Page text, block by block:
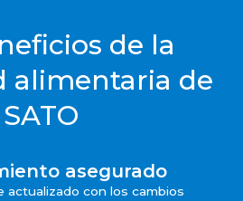
de la
alimentaria de
SATO
asegurado
actualizado con los cambios